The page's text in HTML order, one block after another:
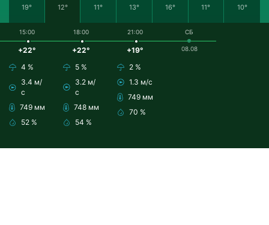
19° 12° 11° 13° 16° 11° 10°
15:00
+22°
4 %
3.4 м/
с
749 мм
52 %
18:00
+22°
5 %
3.2 м/
с
748 мм
54 %
21:00
+19°
2 %
1.3 м/с
749 мм
70 %
СБ
08.08